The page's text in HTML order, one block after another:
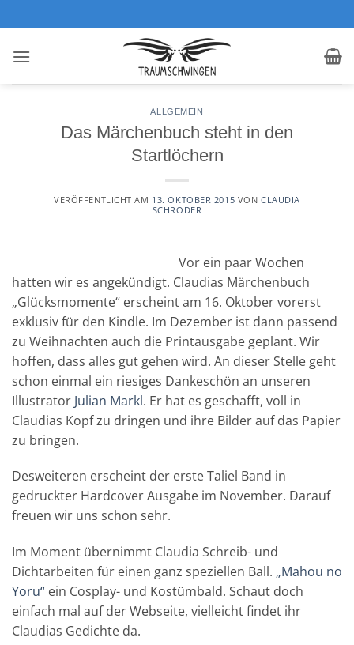
Inhalt
springen
ALLGEMEIN
Das Märchenbuch steht in den
Startlöchern
VERÖFFENTLICHT AM 13. OKTOBER 2015 VON CLAUDIA
SCHRÖDER
Vor ein paar Wochen
hatten wir es angekündigt. Claudias Märchenbuch
„Glücksmomente“ erscheint am 16. Oktober vorerst
exklusiv für den Kindle. Im Dezember ist dann passend
zu Weihnachten auch die Printausgabe geplant. Wir
hoffen, dass alles gut gehen wird. An dieser Stelle geht
schon einmal ein riesiges Dankeschön an unseren
Illustrator Julian Markl. Er hat es geschafft, voll in
Claudias Kopf zu dringen und ihre Bilder auf das Papier
zu bringen.
Desweiteren erscheint der erste Taliel Band in
gedruckter Hardcover Ausgabe im November. Darauf
freuen wir uns schon sehr.
Im Moment übernimmt Claudia Schreib- und
Dichtarbeiten für einen ganz speziellen Ball. „Mahou no
Yoru“ ein Cosplay- und Kostümbald. Schaut doch
einfach mal auf der Webseite, vielleicht findet ihr
Claudias Gedichte da.